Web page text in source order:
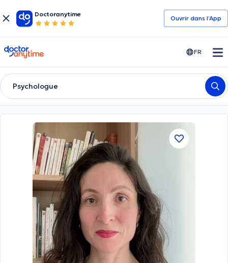
Doctoranytime
Ouvrir dans l’App
doctoranytime FR
Psychologue